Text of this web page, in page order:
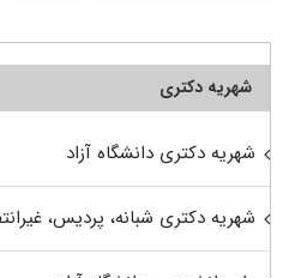
شهریه دکتری
شهریه دکتری دانشگاه آزاد
شهریه دکتری شبانه، پردیس،